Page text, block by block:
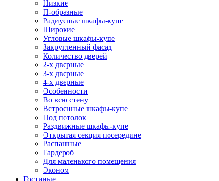
Низкие
П-образные
Радиусные шкафы-купе
Широкие
Угловые шкафы-купе
Закругленный фасад
Количество дверей
2-х дверные
3-х дверные
4-х дверные
Особенности
Во всю стену
Встроенные шкафы-купе
Под потолок
Раздвижные шкафы-купе
Открытая секция посередине
Распашные
Гардероб
Для маленького помещения
Эконом
Гостиные